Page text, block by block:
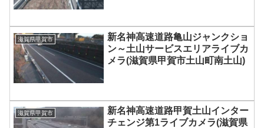
滋賀県甲賀市
新名神高速道路亀山ジャンクショ
ン～土山サービスエリアライブカ
メラ(滋賀県甲賀市土山町南土山)
滋賀県甲賀市
新名神高速道路甲賀土山インター
チェンジ第1ライブカメラ(滋賀県